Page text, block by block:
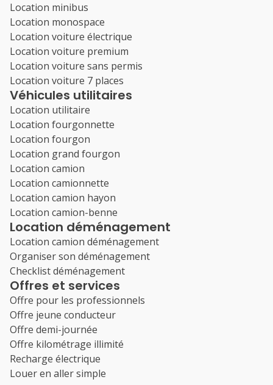
Location minibus
Location monospace
Location voiture électrique
Location voiture premium
Location voiture sans permis
Location voiture 7 places
Véhicules utilitaires
Location utilitaire
Location fourgonnette
Location fourgon
Location grand fourgon
Location camion
Location camionnette
Location camion hayon
Location camion-benne
Location déménagement
Location camion déménagement
Organiser son déménagement
Checklist déménagement
Offres et services
Offre pour les professionnels
Offre jeune conducteur
Offre demi-journée
Offre kilométrage illimité
Recharge électrique
Louer en aller simple